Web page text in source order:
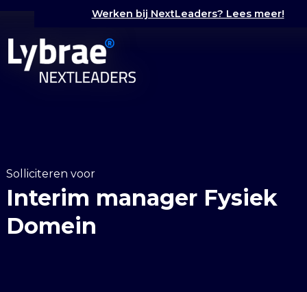
Werken bij NextLeaders? Lees meer!
Solliciteren voor
Interim manager Fysiek
Domein